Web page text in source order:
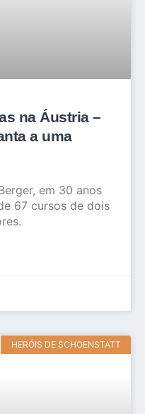
na Áustria –
a uma
em 30 anos
67 cursos de dois
HERÓIS DE SCHOENSTATT